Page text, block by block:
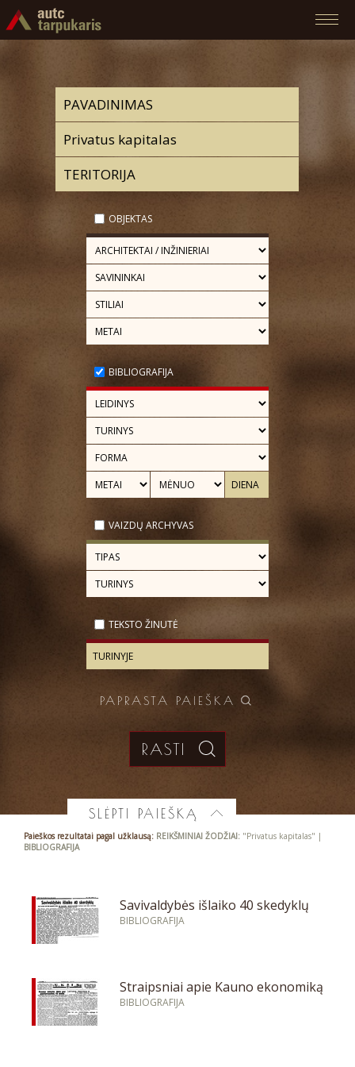
OBJEKTAS
BIBLIOGRAFIJA
VAIZDŲ ARCHYVAS
TEKSTO ŽINUTĖ
PAPRASTA PAIEŠKA
SLĖPTI PAIEŠKĄ
Paieškos rezultatai pagal užklausą: REIKŠMINIAI ŽODŽIAI: "Privatus kapitalas" |
BIBLIOGRAFIJA
Savivaldybės išlaiko 40 skedyklų
BIBLIOGRAFIJA
Straipsniai apie Kauno ekonomiką
BIBLIOGRAFIJA